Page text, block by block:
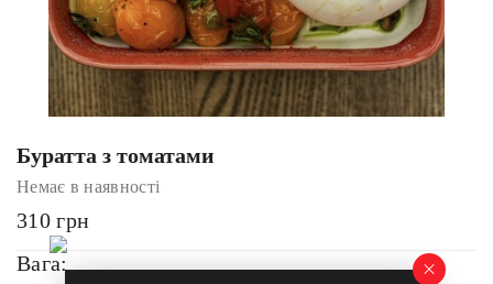
Буратта з томатами
Немає в наявності
310 грн
Вага: